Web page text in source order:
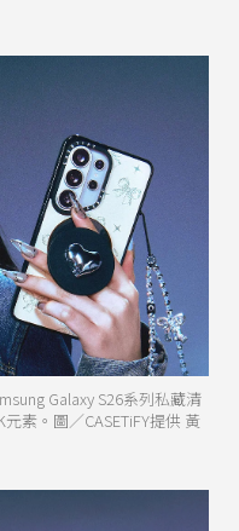
Galaxy S26系列私藏清
素。圖／CASETiFY提供 黃